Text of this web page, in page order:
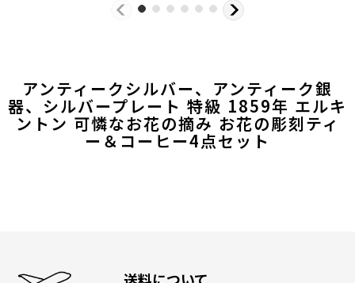
アンティークシルバー、アンティーク銀
器、シルバープレート 特級 1859年 エルキ
ントン 可憐なお花の摘み お花の彫刻ティ
ー＆コーヒー4点セット